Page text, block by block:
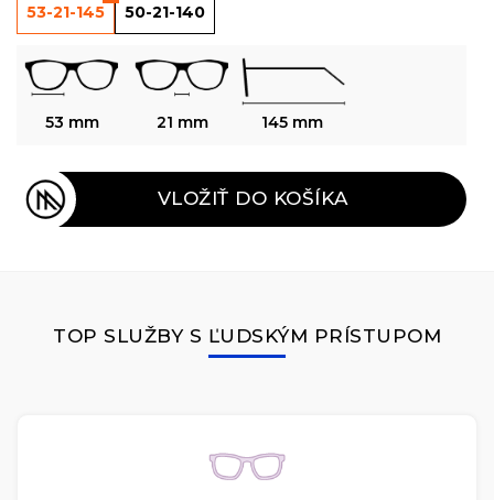
53-21-145 50-21-140
53 mm 21 mm 145 mm
VLOŽIŤ DO KOŠÍKA
TOP SLUŽBY S ĽUDSKÝM PRÍSTUPOM